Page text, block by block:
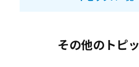
その他のトピ